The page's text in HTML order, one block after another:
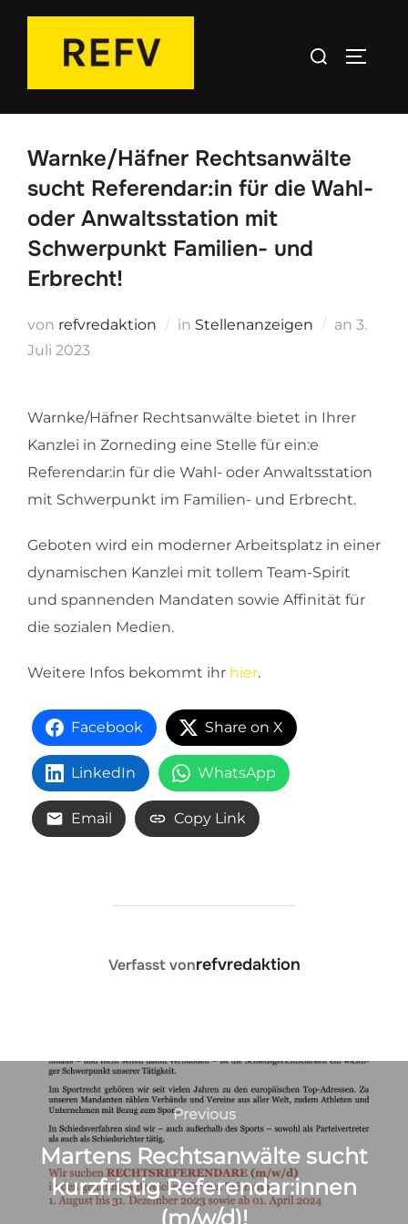
springen
Suchen
Warnke/Häfner Rechtsanwälte
sucht Referendar:in für die Wahl-
oder Anwaltsstation mit
Schwerpunkt Familien- und
Erbrecht!
von refvredaktion in Stellenanzeigen an 3.
Juli 2023
Warnke/Häfner Rechtsanwälte bietet in Ihrer
Kanzlei in Zorneding eine Stelle für ein:e
Referendar:in für die Wahl- oder Anwaltsstation
mit Schwerpunkt im Familien- und Erbrecht.
Geboten wird ein moderner Arbeitsplatz in einer
dynamischen Kanzlei mit tollem Team-Spirit
und spannenden Mandaten sowie Affinität für
die sozialen Medien.
Weitere Infos bekommt ihr hier.
Facebook Share on X
LinkedIn WhatsApp
Email Copy Link
BEITRAGSAUTOR
Verfasst vonrefvredaktion
Beitragsnavigation
Previous
Previous
Martens Rechtsanwälte sucht
kurzfristig Referendar:innen
(m/w/d)!